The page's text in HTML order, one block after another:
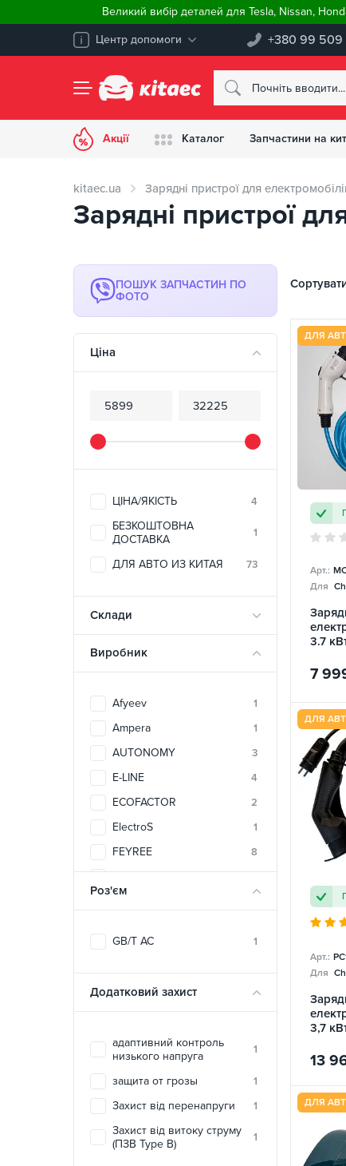
Великий вибір деталей для Tesla, Nissan,
Центр допомоги +380 99
Акції Каталог Запчастини на
kitaec.ua Зарядні пристрої для
Зарядні пристрої
ПОШУК ЗАПЧАСТИН ПО
ФОТО
Ціна
ЦІНА/ЯКІСТЬ 4
БЕЗКОШТОВНА
ДОСТАВКА
1
ДЛЯ АВТО ИЗ КИТАЯ 73
Склади
Виробник
Afyeev 1
Ampera 1
AUTONOMY 3
E-LINE 4
ECOFACTOR 2
ElectroS 1
FEYREE 8
SPARKS 1
Роз'єм
GB/T AC 1
Додатковий захист
адаптивний контроль
низького напруга
1
защита от грозы 1
Захист від перенапруги 1
Захист від витоку струму
(ПЗВ Type B)
1
ДЛЯ
Арт.:
Для
3.7
7
ДЛЯ
Арт.:
Для
3,7
13
ДЛЯ